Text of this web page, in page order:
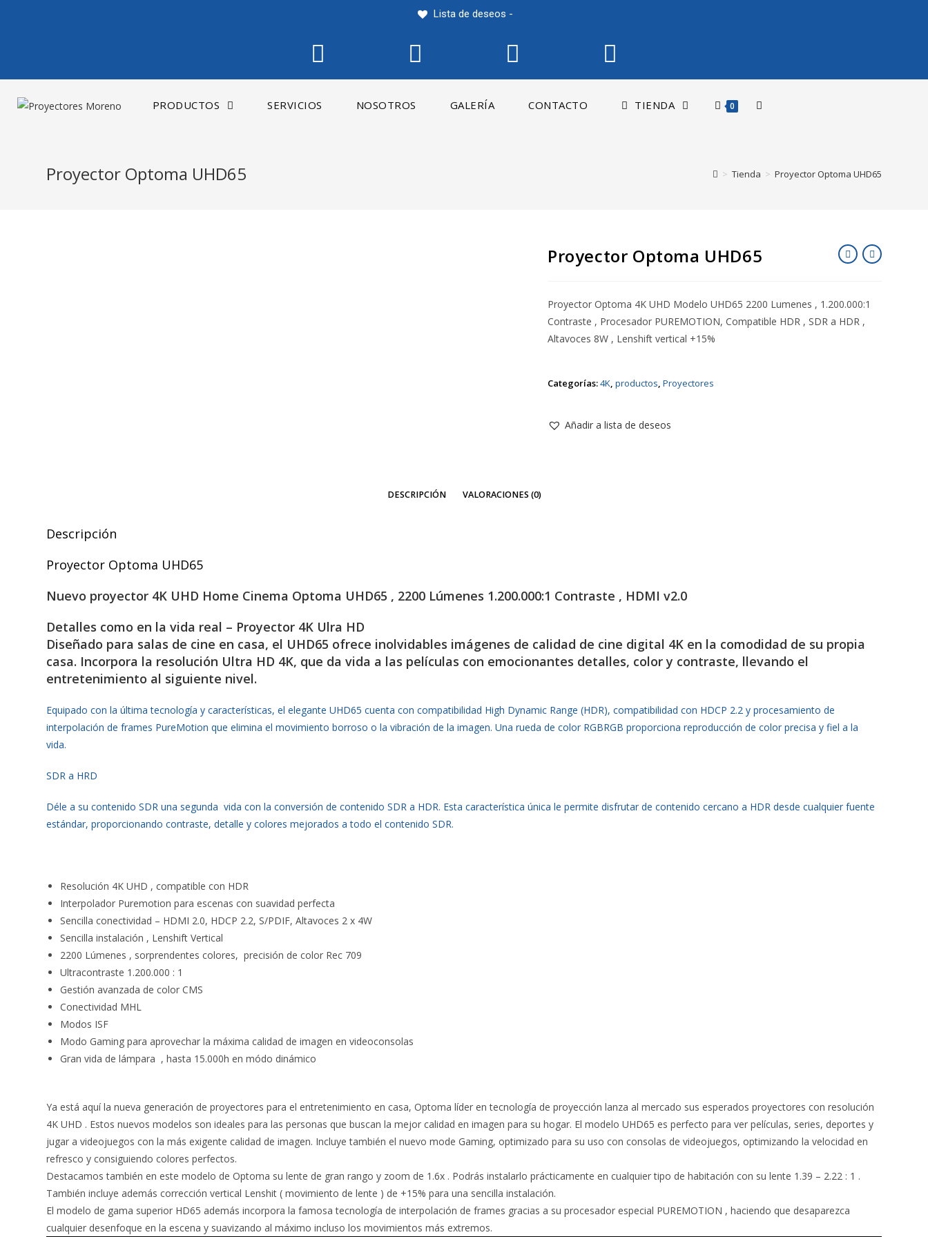
Lista de deseos -
PRODUCTOS SERVICIOS NOSOTROS GALERÍA CONTACTO TIENDA 0
Proyector Optoma UHD65 > Tienda > Proyector Optoma UHD65
Proyector Optoma UHD65
Proyector Optoma 4K UHD Modelo UHD65 2200 Lumenes , 1.200.000:1
Contraste , Procesador PUREMOTION, Compatible HDR , SDR a HDR ,
Altavoces 8W , Lenshift vertical +15%
Categorías:4K, productos, Proyectores
Añadir a lista de deseos
DESCRIPCIÓN VALORACIONES (0)
Descripción
Proyector Optoma UHD65
Nuevo proyector 4K UHD Home Cinema Optoma UHD65 , 2200 Lúmenes 1.200.000:1 Contraste , HDMI v2.0
Detalles como en la vida real – Proyector 4K Ulra HD
Diseñado para salas de cine en casa, el UHD65 ofrece inolvidables imágenes de calidad de cine digital 4K en la comodidad de su propia
casa. Incorpora la resolución Ultra HD 4K, que da vida a las películas con emocionantes detalles, color y contraste, llevando el
entretenimiento al siguiente nivel.
Equipado con la última tecnología y características, el elegante UHD65 cuenta con compatibilidad High Dynamic Range (HDR), compatibilidad con HDCP 2.2 y procesamiento de
interpolación de frames PureMotion que elimina el movimiento borroso o la vibración de la imagen. Una rueda de color RGBRGB proporciona reproducción de color precisa y fiel a la
vida.
SDR a HRD
Déle a su contenido SDR una segunda vida con la conversión de contenido SDR a HDR. Esta característica única le permite disfrutar de contenido cercano a HDR desde cualquier fuente
estándar, proporcionando contraste, detalle y colores mejorados a todo el contenido SDR.
Resolución 4K UHD , compatible con HDR
Interpolador Puremotion para escenas con suavidad perfecta
Sencilla conectividad – HDMI 2.0, HDCP 2.2, S/PDIF, Altavoces 2 x 4W
Sencilla instalación , Lenshift Vertical
2200 Lúmenes , sorprendentes colores, precisión de color Rec 709
Ultracontraste 1.200.000 : 1
Gestión avanzada de color CMS
Conectividad MHL
Modos ISF
Modo Gaming para aprovechar la máxima calidad de imagen en videoconsolas
Gran vida de lámpara , hasta 15.000h en módo dinámico
Ya está aquí la nueva generación de proyectores para el entretenimiento en casa, Optoma líder en tecnología de proyección lanza al mercado sus esperados proyectores con resolución
4K UHD . Estos nuevos modelos son ideales para las personas que buscan la mejor calidad en imagen para su hogar. El modelo UHD65 es perfecto para ver películas, series, deportes y
jugar a videojuegos con la más exigente calidad de imagen. Incluye también el nuevo mode Gaming, optimizado para su uso con consolas de videojuegos, optimizando la velocidad en
refresco y consiguiendo colores perfectos.
Destacamos también en este modelo de Optoma su lente de gran rango y zoom de 1.6x . Podrás instalarlo prácticamente en cualquier tipo de habitación con su lente 1.39 – 2.22 : 1 .
También incluye además corrección vertical Lenshit ( movimiento de lente ) de +15% para una sencilla instalación.
El modelo de gama superior HD65 además incorpora la famosa tecnología de interpolación de frames gracias a su procesador especial PUREMOTION , haciendo que desaparezca
cualquier desenfoque en la escena y suavizando al máximo incluso los movimientos más extremos.